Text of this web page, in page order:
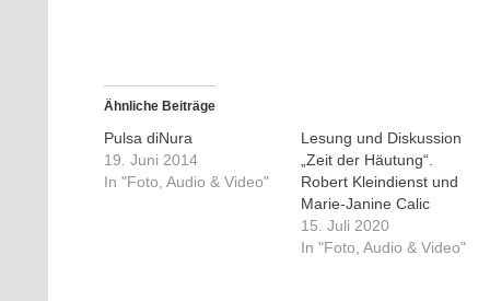
Ähnliche Beiträge
Pulsa diNura
19. Juni 2014
In "Foto, Audio & Video"
Lesung und Diskussion
„Zeit der Häutung“.
Robert Kleindienst und
Marie-Janine Calic
15. Juli 2020
In "Foto, Audio & Video"